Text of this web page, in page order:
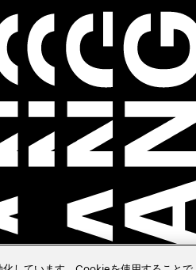
ています。Cookieを使用することで、